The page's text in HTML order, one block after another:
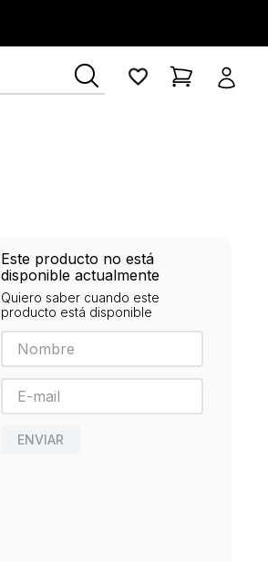
Este producto no está
disponible actualmente
Quiero saber cuando este
producto está disponible
ENVIAR